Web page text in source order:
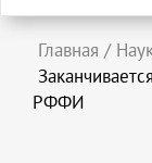
Главная /
РФФИ